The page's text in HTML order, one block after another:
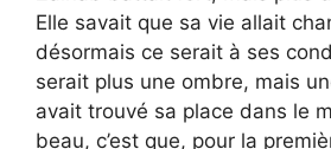
Elle savait que sa vie allait
désormais ce serait à ses
serait plus une ombre, mais
avait trouvé sa place dans le
beau, c’est que, pour la